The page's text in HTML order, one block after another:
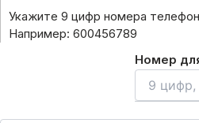
Укажите 9 цифр номера
Например: 600456789
Номер